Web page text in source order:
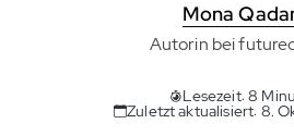
Mona
Autorin bei
Lesezeit: 8
Zuletzt aktualisiert: 8.